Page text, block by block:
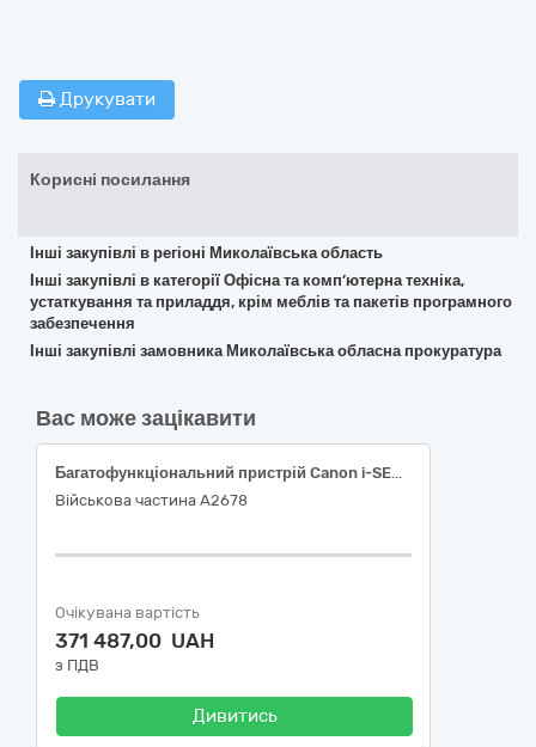
Друкувати
Корисні посилання
Інші закупівлі в регіоні Миколаївська область
Інші закупівлі в категорії Офісна та комп’ютерна техніка,
устаткування та приладдя, крім меблів та пакетів програмного
забезпечення
Інші закупівлі замовника Миколаївська обласна прокуратура
Вас може зацікавити
Багатофункціональний пристрій Canon i-SENSYS MF455dw з Wi-Fi; Багатофункціональний пристрій А3 Epson L14150
Військова частина А2678
Очікувана вартість
371 487,00 UAH
з ПДВ
Дивитись